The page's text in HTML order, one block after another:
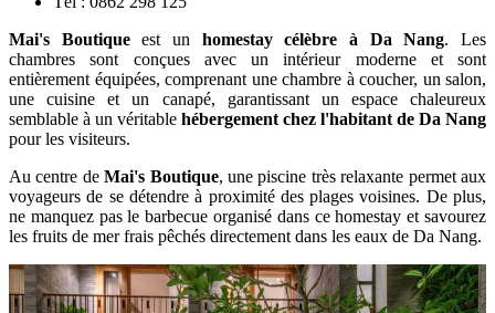
Mai's Boutiqueest un homestay célèbre à Da Nang. Les
chambres sont conçues avec un intérieur moderne et sont
entièrement équipées, comprenant une chambre à coucher, un salon,
une cuisine et un canapé, garantissant un espace chaleureux
semblable à un véritable hébergement chez l'habitant de Da Nang
pour les visiteurs.
Au centre deMai's Boutique, une piscine très relaxante permet aux
voyageurs de se détendre à proximité des plages voisines. De plus,
ne manquez pas le barbecue organisé dans ce homestay et savourez
les fruits de mer frais pêchés directement dans les eaux de Da Nang.